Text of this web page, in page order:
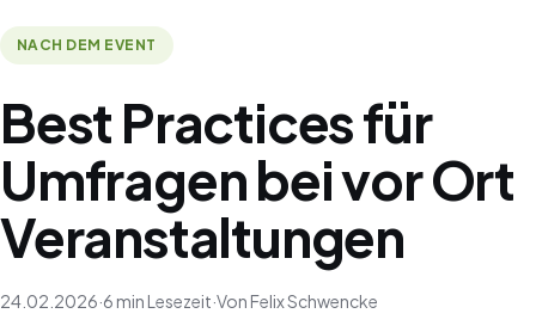
NACH DEM EVENT
Best Practices für
Umfragen bei vor Ort
Veranstaltungen
24.02.2026·6 min Lesezeit·Von Felix Schwencke